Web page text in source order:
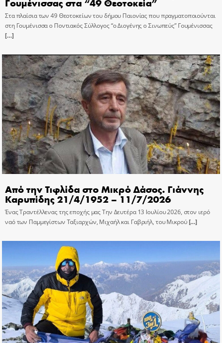
Στα πλαίσια των 49 Θεοτοκείων του δήμου Παιονίας που πραγματοποιούνται
στη Γουμένισσα ο Ποντιακός Σύλλογος “ο Διογένης ο Σινωπεύς” Γουμένισσας
[…]
Από την Τιφλίδα στο Μικρό Δάσος. Γιάννης
Καρυπίδης 21/4/1952 – 11/7/2026
Ένας Τραντέλλενας της εποχής μας Την Δευτέρα 13 Ιουλίου 2026, στον ιερό
ναό των Παμμεγίστων Ταξιαρχών, Μιχαήλ και Γαβριήλ, του Μικρού[…]